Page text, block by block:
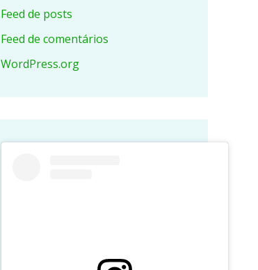
Feed de posts
Feed de comentários
WordPress.org